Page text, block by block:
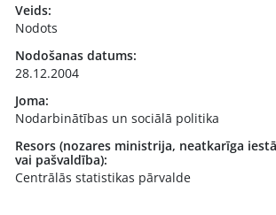
Veids:
Nodots
Nodošanas datums:
28.12.2004
Joma:
Nodarbinātības un sociālā politika
Resors (nozares ministrija, neatkarīga
vai pašvaldība):
Centrālās statistikas pārvalde